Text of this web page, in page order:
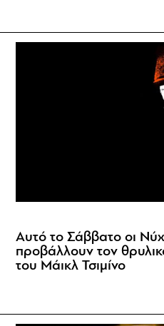
Αυτό το Σάββατο οι
προβάλλουν τον
του Μάικλ Τσιμίνο